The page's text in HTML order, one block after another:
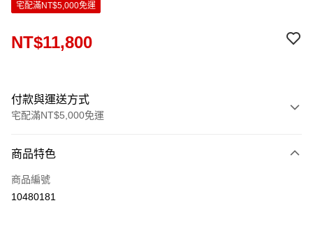
宅配滿NT$5,000免運
NT$11,800
付款與運送方式
宅配滿NT$5,000免運
信用卡一次付款
LINE Pay
商品特色
商品編號
10480181